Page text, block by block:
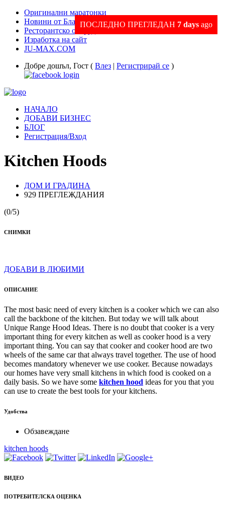
Оригинални маратонки
Новини от Благоевград и Региона
Ресторантско оборудване
Изработка на сайт
JU-MAX.COM
Добре дошъл, Гост ( Влез | Регистрирай се )
НАЧАЛО
ДОБАВИ БИЗНЕС
БЛОГ
Регистрация/Вход
ПОСЛЕДНО ПРЕГЛЕДАН 7 days ago
Kitchen Hoods
ДОМ И ГРАДИНА
929 ПРЕГЛЕЖДАНИЯ
(0/5)
СНИМКИ
ДОБАВИ В ЛЮБИМИ
ОПИСАНИЕ
The most basic need of every kitchen is a cooker which we can also
call the backbone of the kitchen. But today we will talk about
Unique Range Hood Ideas. There is no doubt that cooker is a very
important thing for every kitchen as well as cooker hood is a very
important thing. You can say that cooker and cooker hood are two
wheels of the same car that always travel together. The use of hood
becomes mandatory whenever we use cooker. Because nowadays
our homes have very small kitchens in which food is cooked on a
daily basis. So we have some kitchen hood ideas for you that you
can use to create the best tools for your kitchens.
Удобства
Обзавеждане
kitchen hoods
ВИДЕО
ПОТРЕБИТЕЛСКА ОЦЕНКА